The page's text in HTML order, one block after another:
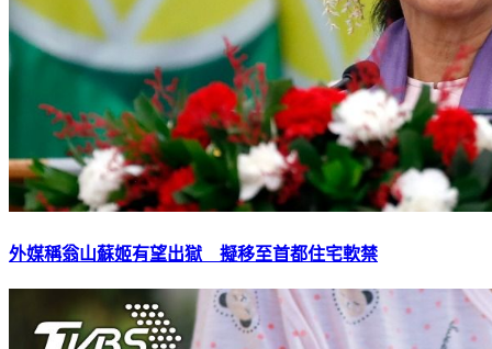
外媒稱翁山蘇姬有望出獄 擬移至首都住宅軟禁